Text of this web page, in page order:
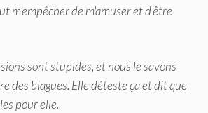
m'empêcher de m'amuser et d'être
sont stupides, et nous le savons
des blagues. Elle déteste ça et dit que
pour elle.